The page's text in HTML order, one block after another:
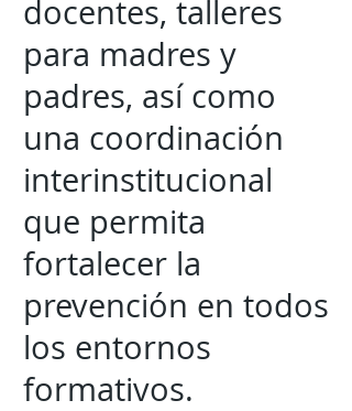
docentes, talleres
para madres y
padres, así como
una coordinación
interinstitucional
que permita
fortalecer la
prevención en todos
los entornos
formativos.